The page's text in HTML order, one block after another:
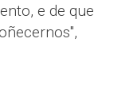
e de que